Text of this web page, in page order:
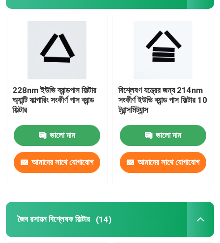
228nm ইউভি ব্যান্ডপাস ফিল্টার
অ্যান্টি ফাল্গারিং সংকীর্ণ পাস ব্যান্ড
ফিল্টার
ভালো দাম
আমাদের সাথে যোগাযোগ
বিশ্লেষণ যন্ত্রের জন্য 214nm
সংকীর্ণ ইউভি ব্যান্ড পাস ফিল্টার 10
ট্রান্সমিট্যান্স
ভালো দাম
আমাদের সাথে যোগাযোগ
জৈব রসায়ন বিশ্লেষক ফিল্টার (14)